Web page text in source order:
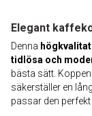
Elegant
Denna
tidlösa och
bästa sätt.
säkerställer en
passar den